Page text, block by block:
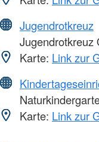
Jugendrotkreuz
Jugendrotkreuz
Karte: Link zur
Karte: Link zur